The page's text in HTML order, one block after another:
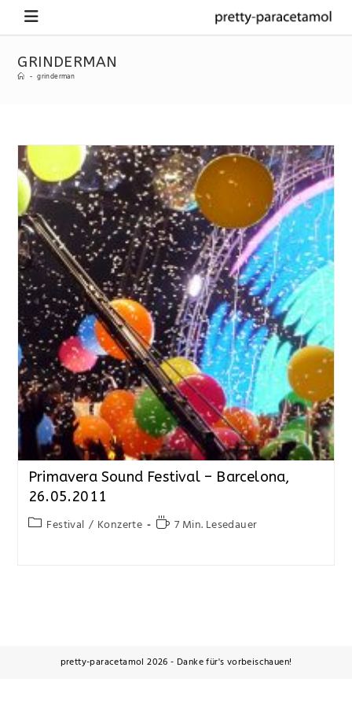
GRINDERMAN
- grinderman
Primavera Sound Festival – Barcelona,
26.05.2011
Festival / Konzerte 7 Min. Lesedauer
pretty-paracetamol 2026 - Danke für's vorbeischauen!